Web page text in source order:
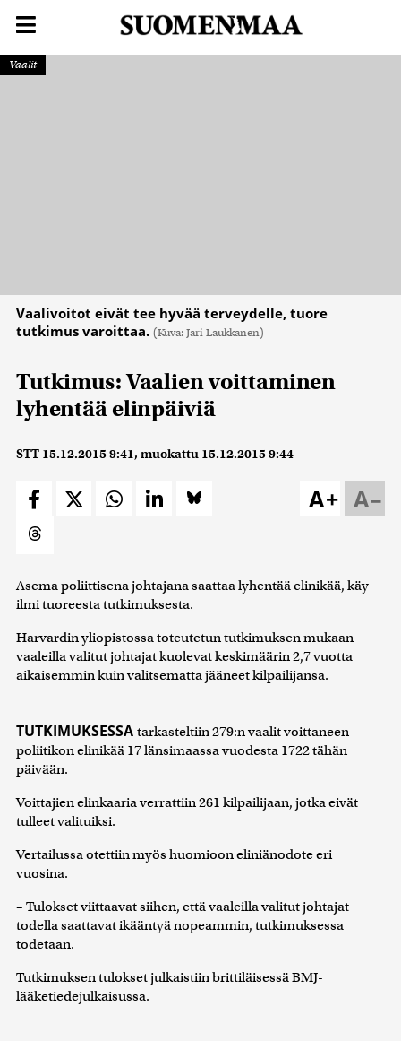
Vaalit
Vaalivoitot eivät tee hyvää terveydelle, tuore
tutkimus varoittaa. (Kuva: Jari Laukkanen)
Tutkimus: Vaalien voittaminen
lyhentää elinpäiviä
STT 15.12.2015 9:41, muokattu 15.12.2015 9:44
A–
A+
Asema poliittisena johtajana saattaa lyhentää elinikää, käy
ilmi tuoreesta tutkimuksesta.
Harvardin yliopistossa toteutetun tutkimuksen mukaan
vaaleilla valitut johtajat kuolevat keskimäärin 2,7 vuotta
aikaisemmin kuin valitsematta jääneet kilpailijansa.
TUTKIMUKSESSA tarkasteltiin 279:n vaalit voittaneen
poliitikon elinikää 17 länsimaassa vuodesta 1722 tähän
päivään.
Voittajien elinkaaria verrattiin 261 kilpailijaan, jotka eivät
tulleet valituiksi.
Vertailussa otettiin myös huomioon eliniänodote eri
vuosina.
– Tulokset viittaavat siihen, että vaaleilla valitut johtajat
todella saattavat ikääntyä nopeammin, tutkimuksessa
todetaan.
Tutkimuksen tulokset julkaistiin brittiläisessä BMJ-
lääketiedejulkaisussa.